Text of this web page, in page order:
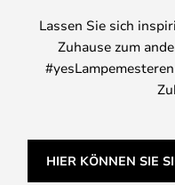
Lassen Sie sich
Zuhause zum
HIER KÖNNEN SIE